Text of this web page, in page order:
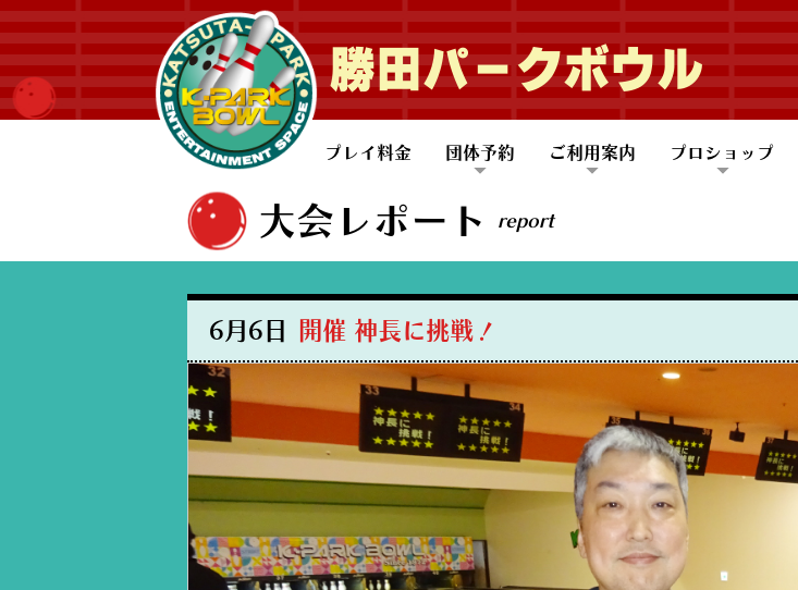
勝田パークボウル
プレイ料金 団体予約 ご利用案内 プロショップ
大会レポート report
6月6日 開催 神長に挑戦！